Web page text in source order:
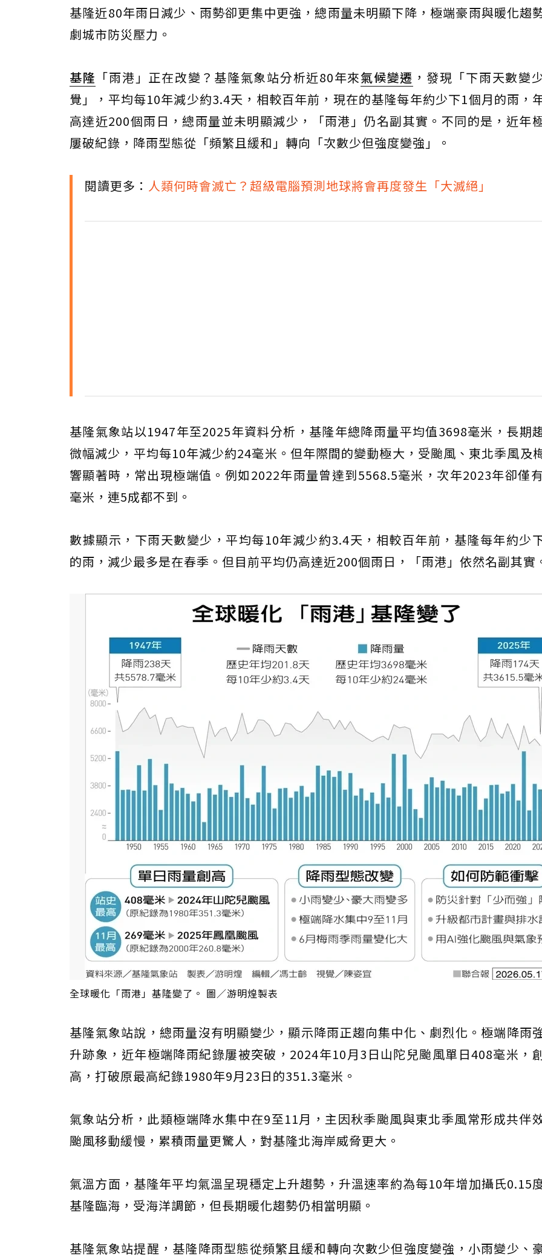
基隆近80年雨日減少、雨勢卻更集中更強，總雨量未明顯下降，極端豪雨與暖化趨
劇城市防災壓力。
基隆 「雨港」正在改變？基隆氣象站分析近80年來氣候變遷 ，發現「下雨天數變
覺」，平均每10年減少約3.4天，相較百年前，現在的基隆每年約少下1個月的雨，
高達近200個雨日，總雨量並未明顯減少，「雨港」仍名副其實。不同的是，近年
屢破紀錄，降雨型態從「頻繁且緩和」轉向「次數少但強度變強」。
閱讀更多： 人類何時會滅亡？超級電腦預測地球將會再度發生「大滅絕」
基隆氣象站以1947年至2025年資料分析，基隆年總降雨量平均值3698毫米，長期
微幅減少，平均每10年減少約24毫米。但年際間的變動極大，受颱風、東北季風及
響顯著時，常出現極端值。例如2022年雨量曾達到5568.5毫米，次年2023年卻僅
毫米，連5成都不到。
數據顯示，下雨天數變少，平均每10年減少約3.4天，相較百年前，基隆每年約少
的雨，減少最多是在春季。但目前平均仍高達近200個雨日，「雨港」依然名副其實
全球暖化「雨港」基隆變了。 圖／游明煌製表
基隆氣象站說，總雨量沒有明顯變少，顯示降雨正趨向集中化、劇烈化。極端降雨
升跡象，近年極端降雨紀錄屢被突破，2024年10月3日山陀兒颱風單日408毫米，
高，打破原最高紀錄1980年9月23日的351.3毫米。
氣象站分析，此類極端降水集中在9至11月，主因秋季颱風與東北季風常形成共伴
颱風移動緩慢，累積雨量更驚人，對基隆北海岸威脅更大。
氣溫方面，基隆年平均氣溫呈現穩定上升趨勢，升溫速率約為每10年增加攝氏0.15
基隆臨海，受海洋調節，但長期暖化趨勢仍相當明顯。
基隆氣象站提醒，基隆降雨型態從頻繁且緩和轉向次數少但強度變強，小雨變少、